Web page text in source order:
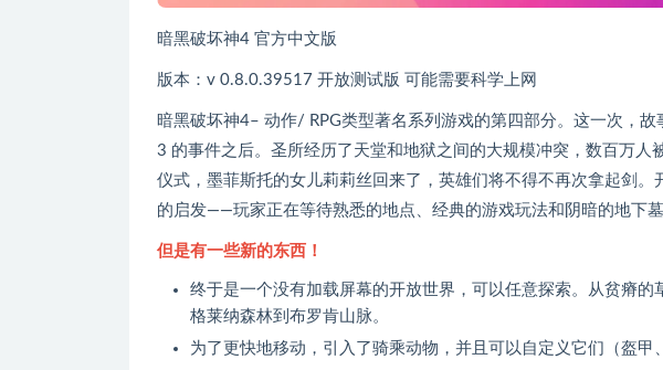
暗黑破坏神4 官方中文版
版本：v 0.8.0.39517 开放测试版 可能需要科学上网
暗黑破坏神4– 动作/ RPG类型著名系列游戏的第四部分。这一次，
3 的事件之后。圣所经历了天堂和地狱之间的大规模冲突，数百万人
仪式，墨菲斯托的女儿莉莉丝回来了，英雄们将不得不再次拿起剑
的启发——玩家正在等待熟悉的地点、经典的游戏玩法和阴暗的地下墓
但是有一些新的东西！
终于是一个没有加载屏幕的开放世界，可以任意探索。从贫瘠
格莱纳森林到布罗肯山脉。
为了更快地移动，引入了骑乘动物，并且可以自定义它们（盔甲